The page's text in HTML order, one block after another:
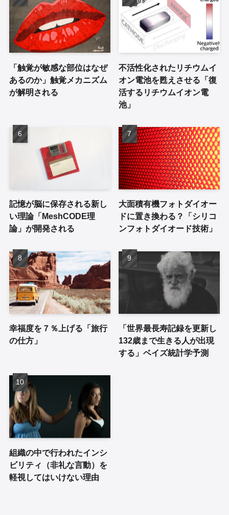
「触覚が敏感な部位はなぜ
あるのか」触覚メカニズム
が解明される
不活性化されたリチウムイ
オン電池を甦えさせる「復
活するリチウムイオン電
池」
記憶が脳に保存される新し
い理論「MeshCODE理
論」が開発される
大面積有機フォトダイオー
ドに置き換わる？「シリコ
ンフォトダイオード技術」
幸福度を７％上げる「旅行
の仕方」
「世界最長寿記録を更新し
132歳まで生きる人が出現
する」ベイズ統計学予測
組織の中で行われたインシ
ビリティ（非礼な言動）を
軽視してはいけない理由